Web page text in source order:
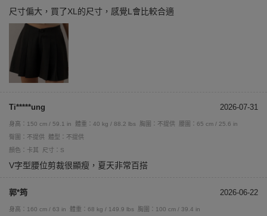
尺寸偏大，買了XL的尺寸，感覺L會比較合適
Ti*****ung 2026-07-31
身高：150 cm / 59.1 in 體重：40 kg / 88.2 lbs 胸圍：不提供
腰圍：65 cm / 25.6 in
臀圍：不提供
體型：不提供
顏色：卡其
尺寸：S
V字型腰位剪裁很顯瘦，夏天非常百搭
郭*筠 2026-06-22
身高：160 cm / 63 in 體重：68 kg / 149.9 lbs
胸圍：100 cm / 39.4 in